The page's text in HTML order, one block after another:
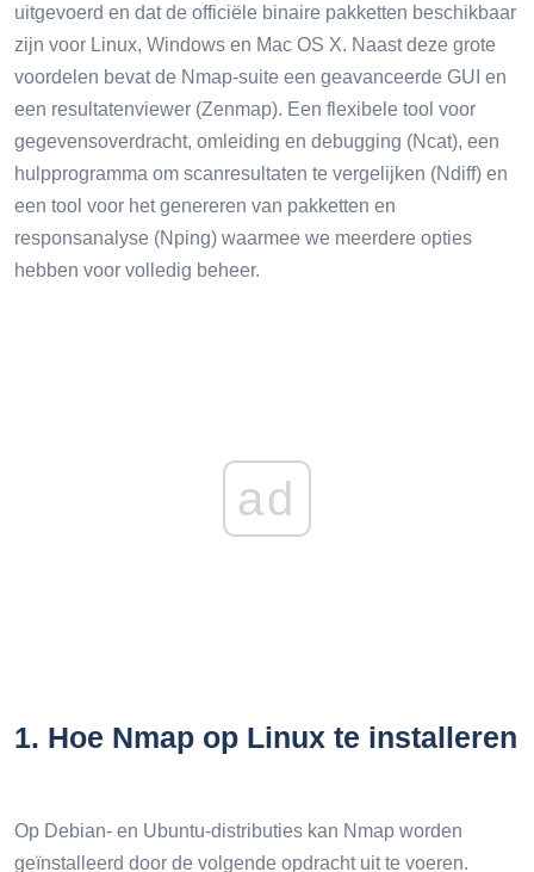
uitgevoerd en dat de officiële binaire pakketten beschikbaar
zijn voor Linux, Windows en Mac OS X. Naast deze grote
voordelen bevat de Nmap-suite een geavanceerde GUI en
een resultatenviewer (Zenmap). Een flexibele tool voor
gegevensoverdracht, omleiding en debugging (Ncat), een
hulpprogramma om scanresultaten te vergelijken (Ndiff) en
een tool voor het genereren van pakketten en
responsanalyse (Nping) waarmee we meerdere opties
hebben voor volledig beheer.
ad
1. Hoe Nmap op Linux te installeren
Op Debian- en Ubuntu-distributies kan Nmap worden
geïnstalleerd door de volgende opdracht uit te voeren.